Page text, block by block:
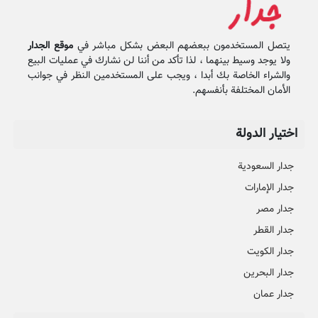
يتصل المستخدمون ببعضهم البعض بشكل مباشر في موقع الجدار
ولا يوجد وسيط بينهما ، لذا تأكد من أننا لن نشارك في عمليات البيع
والشراء الخاصة بك أبدا ، ويجب على المستخدمين النظر في جوانب
الأمان المختلفة بأنفسهم.
اختيار الدولة
جدار السعودية
جدار الإمارات
جدار مصر
جدار القطر
جدار الكويت
جدار البحرين
جدار عمان